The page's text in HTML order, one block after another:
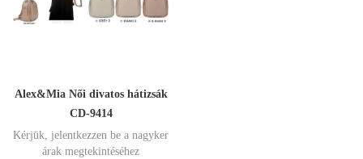
Alex&Mia Női divatos hátizsák
CD-9414
Kérjük, jelentkezzen be a nagyker
árak megtekintéséhez